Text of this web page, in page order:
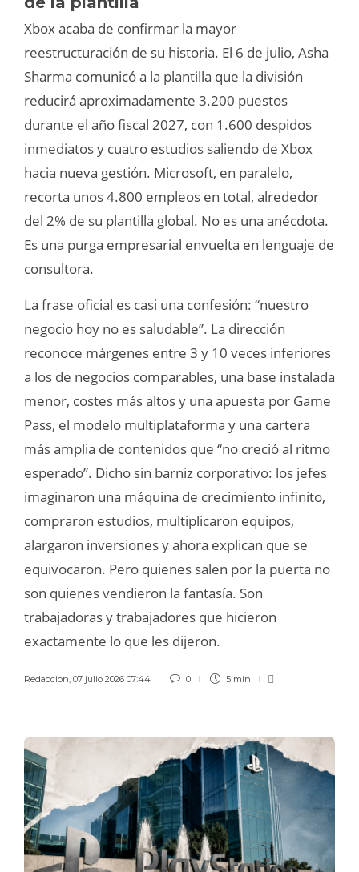
Xbox acaba de confirmar la mayor
reestructuración de su historia. El 6 de julio, Asha
Sharma comunicó a la plantilla que la división
reducirá aproximadamente 3.200 puestos
durante el año fiscal 2027, con 1.600 despidos
inmediatos y cuatro estudios saliendo de Xbox
hacia nueva gestión. Microsoft, en paralelo,
recorta unos 4.800 empleos en total, alrededor
del 2% de su plantilla global. No es una anécdota.
Es una purga empresarial envuelta en lenguaje de
consultora.
La frase oficial es casi una confesión: “nuestro
negocio hoy no es saludable”. La dirección
reconoce márgenes entre 3 y 10 veces inferiores
a los de negocios comparables, una base instalada
menor, costes más altos y una apuesta por Game
Pass, el modelo multiplataforma y una cartera
más amplia de contenidos que “no creció al ritmo
esperado”. Dicho sin barniz corporativo: los jefes
imaginaron una máquina de crecimiento infinito,
compraron estudios, multiplicaron equipos,
alargaron inversiones y ahora explican que se
equivocaron. Pero quienes salen por la puerta no
son quienes vendieron la fantasía. Son
trabajadoras y trabajadores que hicieron
exactamente lo que les dijeron.
Redaccion, 07 julio 2026 07:44 0 5 min